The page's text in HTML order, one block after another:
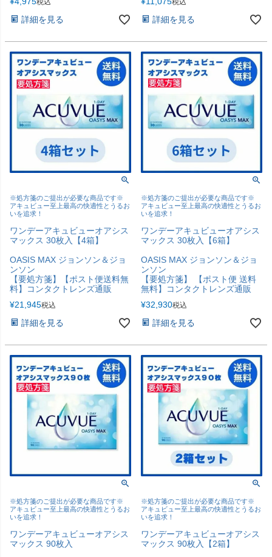
詳細を見る 詳細を見る
※処方箋のご提出が必要な商品です※
アキュビュー至上最高の快適性とうるお
いを追求！
ワンデーアキュビューオアシス
マックス 30枚入【4箱】
OASIS MAX ジョンソン＆ジョ
ンソン
【要処方箋】【ポスト便送料無
料】コンタクトレンズ通販
¥21,945税込
詳細を見る
※処方箋のご提出が必要な商品です※
アキュビュー至上最高の快適性とうるお
いを追求！
ワンデーアキュビューオアシス
マックス 30枚入【6箱】
OASIS MAX ジョンソン＆ジョ
ンソン
【要処方箋】 【ポスト便 送料
無料】コンタクトレンズ通販
¥32,930税込
詳細を見る
※処方箋のご提出が必要な商品です※
アキュビュー至上最高の快適性とうるお
いを追求！
ワンデーアキュビューオアシス
マックス 90枚入
※処方箋のご提出が必要な商品です※
アキュビュー至上最高の快適性とうるお
いを追求！
ワンデーアキュビューオアシス
マックス 90枚入【2箱】